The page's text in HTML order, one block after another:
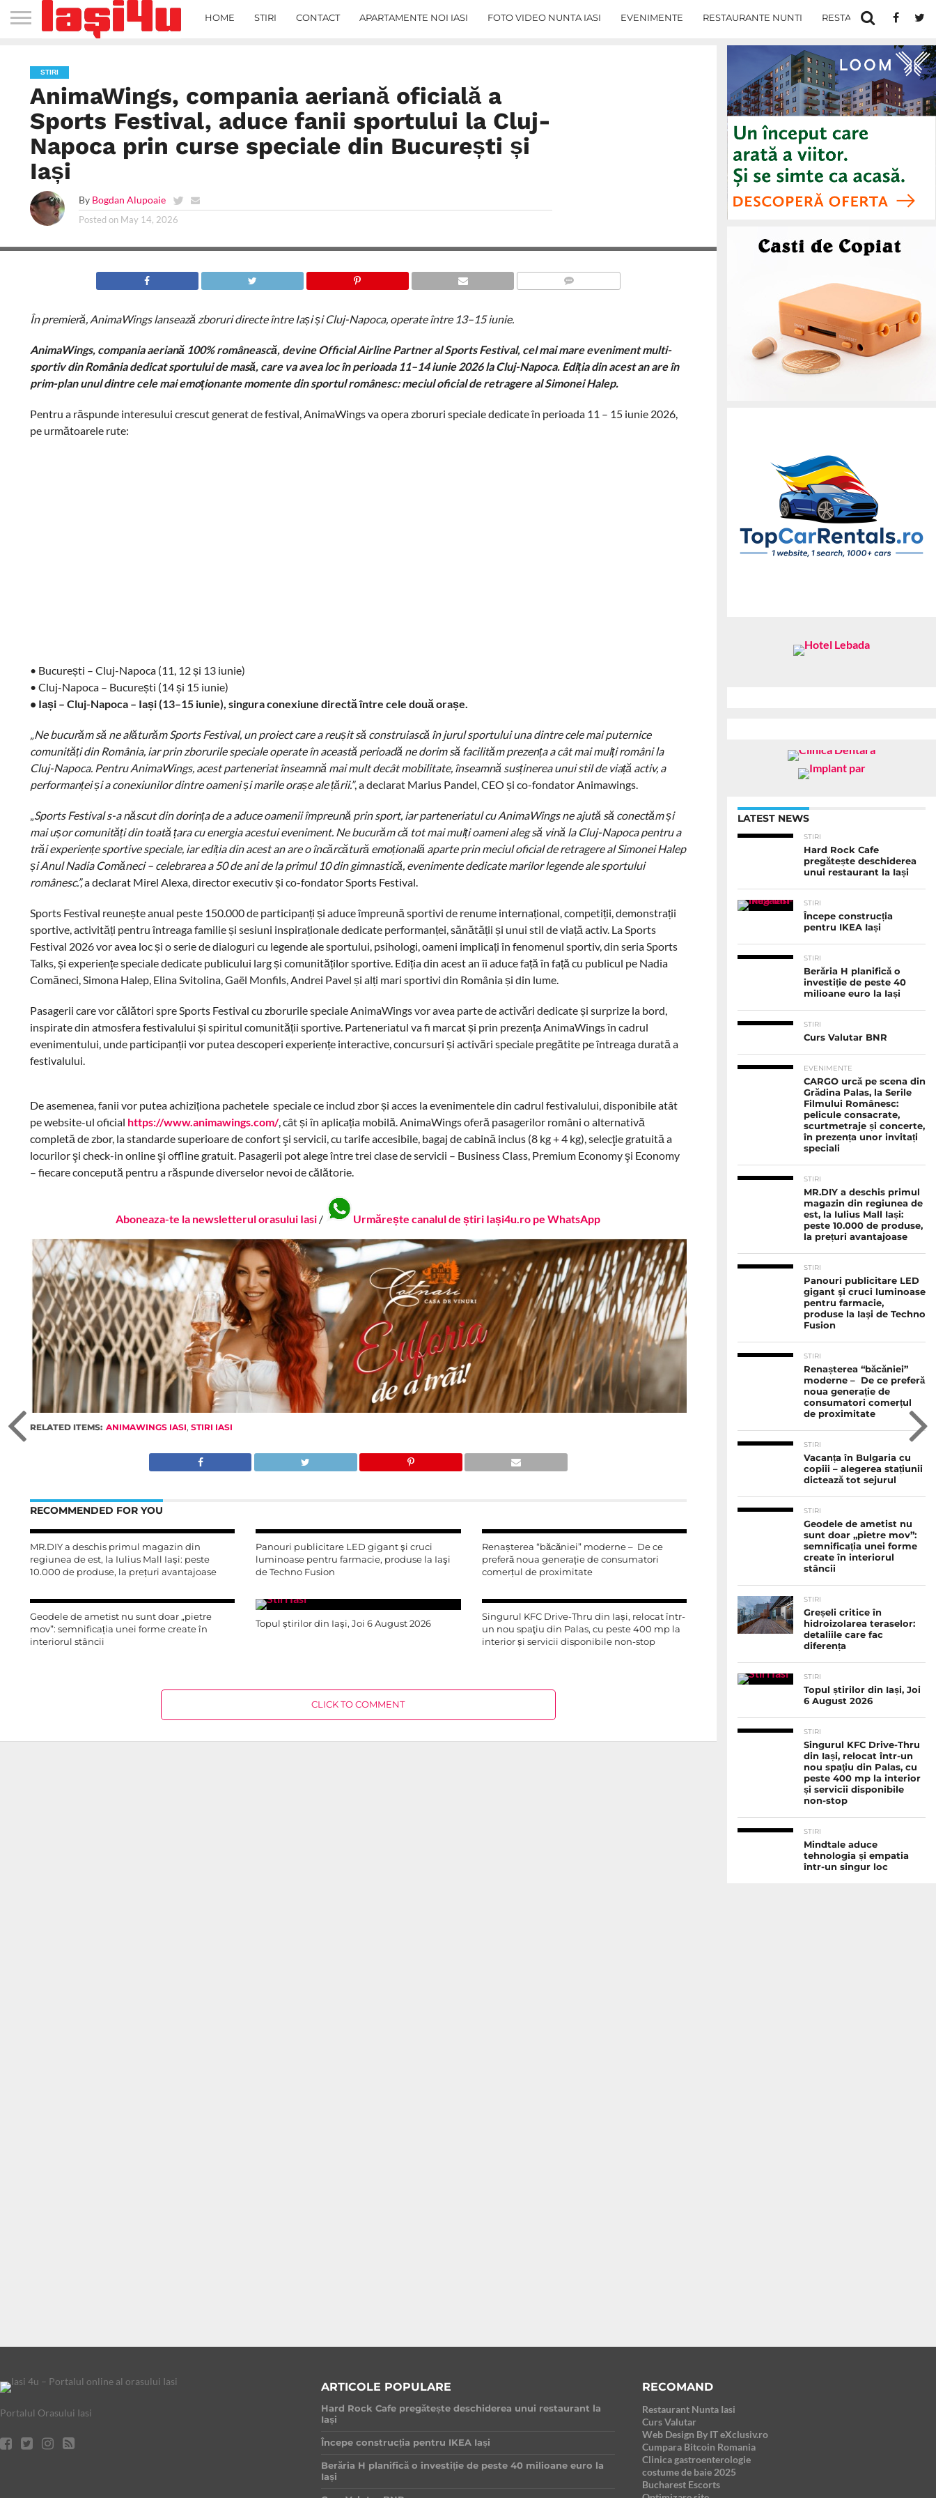
HOME STIRI CONTACT APARTAMENTE NOI IASI FOTO VIDEO NUNTA IASI EVENIMENTE RESTAURANTE NUNTI RESTAURANTE IN IASI
STIRI
AnimaWings, compania aeriană oficială a
Sports Festival, aduce fanii sportului la Cluj-
Napoca prin curse speciale din București și
Iași
By Bogdan Alupoaie
Posted on May 14, 2026
În premieră, AnimaWings lansează zboruri directe între Iași și Cluj-Napoca, operate între 13–15 iunie.
AnimaWings, compania aeriană 100% românească, devine Official Airline Partner al Sports Festival, cel mai mare eveniment multi-
sportiv din România dedicat sportului de masă, care va avea loc în perioada 11–14 iunie 2026 la Cluj-Napoca. Ediția din acest an are în
prim-plan unul dintre cele mai emoționante momente din sportul românesc: meciul oficial de retragere al Simonei Halep.
Pentru a răspunde interesului crescut generat de festival, AnimaWings va opera zboruri speciale dedicate în perioada 11 – 15 iunie 2026,
pe următoarele rute:
• București – Cluj-Napoca (11, 12 și 13 iunie)
• Cluj-Napoca – București (14 și 15 iunie)
• Iași – Cluj-Napoca – Iași (13–15 iunie), singura conexiune directă între cele două orașe.
„Ne bucurăm să ne alăturăm Sports Festival, un proiect care a reușit să construiască în jurul sportului una dintre cele mai puternice
comunități din România, iar prin zborurile speciale operate în această perioadă ne dorim să facilităm prezența a cât mai mulți români la
Cluj-Napoca. Pentru AnimaWings, acest parteneriat înseamnă mai mult decât mobilitate, înseamnă susținerea unui stil de viață activ, a
performanței și a conexiunilor dintre oameni și marile orașe ale țării.”, a declarat Marius Pandel, CEO și co-fondator Animawings.
„Sports Festival s-a născut din dorința de a aduce oamenii împreună prin sport, iar parteneriatul cu AnimaWings ne ajută să conectăm și
mai ușor comunități din toată țara cu energia acestui eveniment. Ne bucurăm că tot mai mulți oameni aleg să vină la Cluj-Napoca pentru a
trăi experiențe sportive speciale, iar ediția din acest an are o încărcătură emoțională aparte prin meciul oficial de retragere al Simonei Halep
și Anul Nadia Comăneci – celebrarea a 50 de ani de la primul 10 din gimnastică, evenimente dedicate marilor legende ale sportului
românesc.”,a declarat Mirel Alexa, director executiv și co-fondator Sports Festival.
Sports Festival reunește anual peste 150.000 de participanți și aduce împreună sportivi de renume internațional, competiții, demonstrații
sportive, activități pentru întreaga familie și sesiuni inspiraționale dedicate performanței, sănătății și unui stil de viață activ. La Sports
Festival 2026 vor avea loc și o serie de dialoguri cu legende ale sportului, psihologi, oameni implicați în fenomenul sportiv, din seria Sports
Talks, și experiențe speciale dedicate publicului larg și comunităților sportive. Ediția din acest an îi aduce față în față cu publicul pe Nadia
Comăneci, Simona Halep, Elina Svitolina, Gaël Monfils, Andrei Pavel și alți mari sportivi din România și din lume.
Pasagerii care vor călători spre Sports Festival cu zborurile speciale AnimaWings vor avea parte de activări dedicate și surprize la bord,
inspirate din atmosfera festivalului și spiritul comunității sportive. Parteneriatul va fi marcat și prin prezența AnimaWings în cadrul
evenimentului, unde participanții vor putea descoperi experiențe interactive, concursuri și activări speciale pregătite pe întreaga durată a
festivalului.
De asemenea, fanii vor putea achiziționa pachetele speciale ce includ zbor și acces la evenimentele din cadrul festivalului, disponibile atât
pe website-ul oficial https://www.animawings.com/, cât și în aplicația mobilă. AnimaWings oferă pasagerilor români o alternativă
completă de zbor, la standarde superioare de confort şi servicii, cu tarife accesibile, bagaj de cabină inclus (8 kg + 4 kg), selecţie gratuită a
locurilor şi check-in online şi offline gratuit. Pasagerii pot alege între trei clase de servicii – Business Class, Premium Economy şi Economy
– fiecare concepută pentru a răspunde diverselor nevoi de călătorie.
Aboneaza-te la newsletterul orasului Iasi / Urmărește canalul de știri Iași4u.ro pe WhatsApp
RELATED ITEMS: ANIMAWINGS IASI, STIRI IASI
RECOMMENDED FOR YOU
MR.DIY a deschis primul magazin din
regiunea de est, la Iulius Mall Iași: peste
10.000 de produse, la prețuri avantajoase
Panouri publicitare LED gigant şi cruci
luminoase pentru farmacie, produse la Iaşi
de Techno Fusion
Renașterea “băcăniei” moderne – De ce
preferă noua generație de consumatori
comerțul de proximitate
Geodele de ametist nu sunt doar „pietre
mov”: semnificația unei forme create în
interiorul stâncii
Topul știrilor din Iași, Joi 6 August 2026
Singurul KFC Drive-Thru din Iași, relocat într-
un nou spaţiu din Palas, cu peste 400 mp la
interior și servicii disponibile non-stop
CLICK TO COMMENT
LATEST NEWS
STIRI
Hard Rock Cafe
pregătește deschiderea
unui restaurant la Iași
STIRI
Începe construcția
pentru IKEA Iași
STIRI
Berăria H planifică o
investiție de peste 40
milioane euro la Iași
STIRI
Curs Valutar BNR
EVENIMENTE
CARGO urcă pe scena din
Grădina Palas, la Serile
Filmului Românesc:
pelicule consacrate,
scurtmetraje și concerte,
în prezența unor invitați
speciali
STIRI
MR.DIY a deschis primul
magazin din regiunea de
est, la Iulius Mall Iași:
peste 10.000 de produse,
la prețuri avantajoase
STIRI
Panouri publicitare LED
gigant şi cruci luminoase
pentru farmacie,
produse la Iaşi de Techno
Fusion
STIRI
Renașterea “băcăniei”
moderne – De ce preferă
noua generație de
consumatori comerțul
de proximitate
STIRI
Vacanța în Bulgaria cu
copiii – alegerea stațiunii
dictează tot sejurul
STIRI
Geodele de ametist nu
sunt doar „pietre mov”:
semnificația unei forme
create în interiorul
stâncii
STIRI
Greșeli critice în
hidroizolarea teraselor:
detaliile care fac
diferența
STIRI
Topul știrilor din Iași, Joi
6 August 2026
STIRI
Singurul KFC Drive-Thru
din Iași, relocat într-un
nou spaţiu din Palas, cu
peste 400 mp la interior
și servicii disponibile
non-stop
STIRI
Mindtale aduce
tehnologia și empatia
într-un singur loc
Portalul Orasului Iasi
ARTICOLE POPULARE
Hard Rock Cafe pregătește deschiderea unui restaurant la
Iași
Începe construcția pentru IKEA Iași
Berăria H planifică o investiție de peste 40 milioane euro la
Iași
RECOMAND
Restaurant Nunta Iasi
Curs Valutar
Web Design By IT eXclusiv.ro
Cumpara Bitcoin Romania
Clinica gastroenterologie
costume de baie 2025
Bucharest Escorts